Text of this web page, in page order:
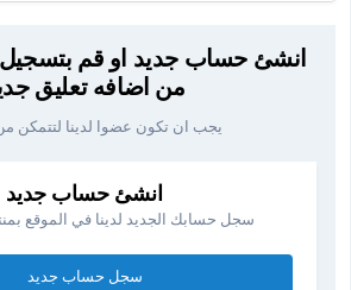
انشئ حساب جديد او قم
من اضافه تعليق
يجب ان تكون عضوا لدينا لتتمكن
انشئ حساب جديد
سجل حسابك الجديد لدينا في الموقع
سجل حساب جديد